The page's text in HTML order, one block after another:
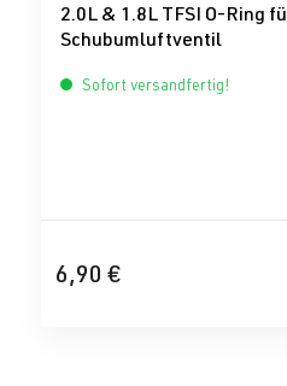
2.0L & 1.8L TFSI O-Ring
Schubumluftventil
Sofort versandfertig!
6,90 €